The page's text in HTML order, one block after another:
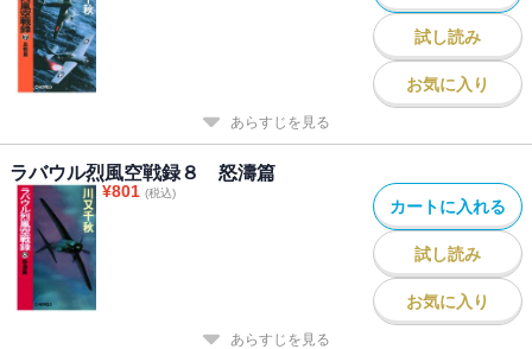
試し読み
お気に入り
あらすじを見る
ラバウル烈風空戦録８ 怒濤篇
¥801 (税込)
カートに入れる
試し読み
お気に入り
あらすじを見る